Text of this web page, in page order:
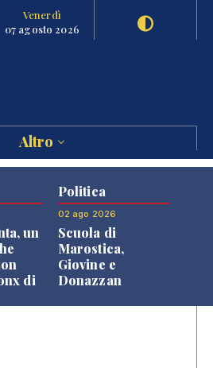
Venerdì
07 agosto 2026
Altro
un
di
Politica
02 ago 2026
Scuola di
Marostica,
Giovine e
Donazzan